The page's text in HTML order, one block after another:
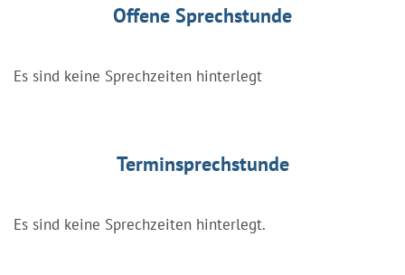
Offene Sprechstunde
Es sind keine Sprechzeiten hinterlegt
Terminsprechstunde
Es sind keine Sprechzeiten hinterlegt.